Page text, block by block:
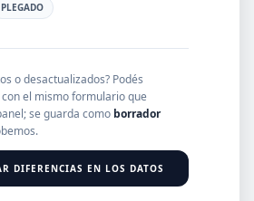
PLEGADO
o desactualizados? Podés
el mismo formulario que
se guarda como borrador
DIFERENCIAS EN LOS DATOS